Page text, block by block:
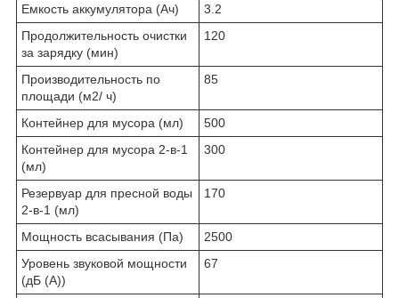
Емкость аккумулятора (Ач)
3.2
Продолжительность очистки
за зарядку (мин)
120
Производительность по
площади (м2/ ч)
85
Контейнер для мусора (мл)
500
Контейнер для мусора 2-в-1
(мл)
300
Резервуар для пресной воды
2-в-1 (мл)
170
Мощность всасывания (Па)
2500
Уровень звуковой мощности
(дБ (А))
67